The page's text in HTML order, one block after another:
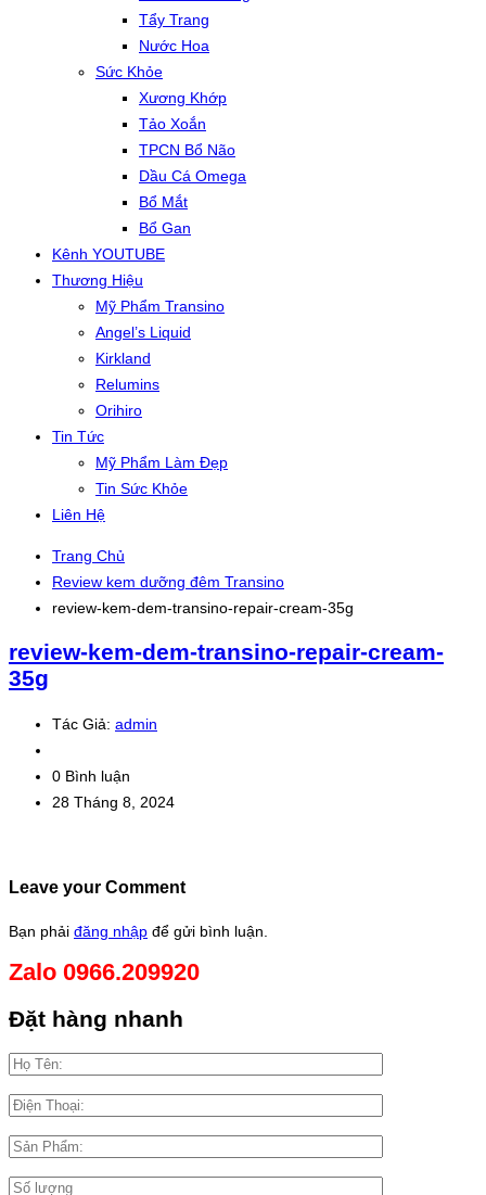
Tẩy Trang
Nước Hoa
Sức Khỏe
Xương Khớp
Tảo Xoắn
TPCN Bổ Não
Dầu Cá Omega
Bổ Mắt
Bổ Gan
Kênh YOUTUBE
Thương Hiệu
Mỹ Phẩm Transino
Angel’s Liquid
Kirkland
Relumins
Orihiro
Tin Tức
Mỹ Phẩm Làm Đẹp
Tin Sức Khỏe
Liên Hệ
Trang Chủ
Review kem dưỡng đêm Transino
review-kem-dem-transino-repair-cream-35g
review-kem-dem-transino-repair-cream-
35g
Tác Giả: admin
0 Bình luận
28 Tháng 8, 2024
Leave your Comment
Bạn phải đăng nhập để gửi bình luận.
Zalo 0966.209920
Đặt hàng nhanh